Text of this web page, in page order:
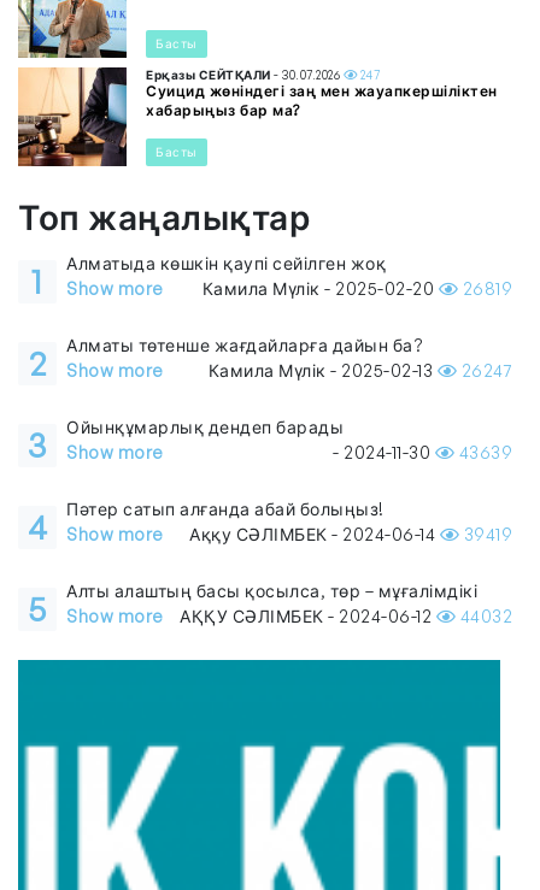
Басты
Ерқазы СЕЙТҚАЛИ - 30.07.2026 247
Суицид жөніндегі заң мен жауапкершіліктен
хабарыңыз бар ма?
Басты
Топ жаңалықтар
1
Алматыда көшкін қаупі сейілген жоқ
Show more
Камила Мүлік - 2025-02-20 26819
2
Алматы төтенше жағдайларға дайын ба?
Show more
Камила Мүлік - 2025-02-13 26247
3
Ойынқұмарлық дендеп барады
Show more
- 2024-11-30 43639
4
Пәтер сатып алғанда абай болыңыз!
Show more
Аққу СӘЛІМБЕК - 2024-06-14 39419
5
Алты алаштың басы қосылса, төр – мұғалімдікі
Show more
АҚҚУ СӘЛІМБЕК - 2024-06-12 44032